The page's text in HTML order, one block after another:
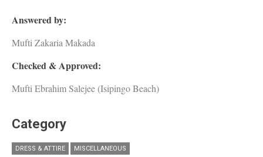
Answered by:
Mufti Zakaria Makada
Checked & Approved:
Mufti Ebrahim Salejee (Isipingo Beach)
Category
DRESS & ATTIRE MISCELLANEOUS